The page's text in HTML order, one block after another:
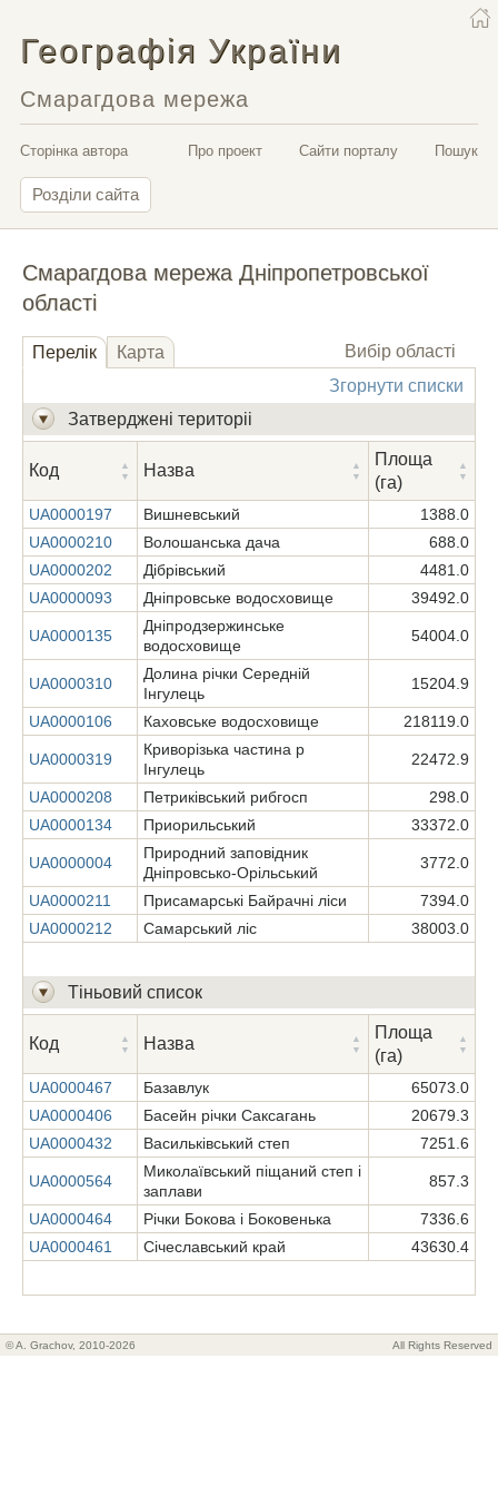
Географія України
Смарагдова мережа
Розділи сайта
Пошук
Сайти порталу
Про проект
Сторінка автора
Смарагдова мережа Дніпропетровської
області
Перелік Карта
Вибір області
Згорнути списки
Затверджені територіі
Код Назва
Площа
(га)
UA0000197 Вишневський
1388.0
UA0000210
Волошанська дача
688.0
UA0000202
Дібрівський
4481.0
UA0000093
Дніпровське водосховище 39492.0
UA0000135
Дніпродзержинське
водосховище
54004.0
UA0000310
Долина річки Середній
Інгулець
15204.9
UA0000106 Каховське водосховище 218119.0
UA0000319
Криворізька частина р
Інгулець
22472.9
UA0000208 Петриківський рибгосп
298.0
UA0000134
Приорильський 33372.0
UA0000004
Природний заповідник
Дніпровсько-Орільський
3772.0
UA0000211 Присамарські Байрачні ліси
7394.0
UA0000212
Самарський ліс 38003.0
Тіньовий список
Код Назва
Площа
(га)
UA0000467 Базавлук
65073.0
UA0000406
Басейн річки Саксагань
20679.3
UA0000432
Васильківський степ 7251.6
UA0000564
Миколаївський піщаний степ і
заплави
857.3
UA0000464 Річки Бокова і Боковенька
7336.6
UA0000461
Січеславський край 43630.4
Згорнути список
Завантаження...
© A. Grachov, 2010-2026 All Rights Reserved